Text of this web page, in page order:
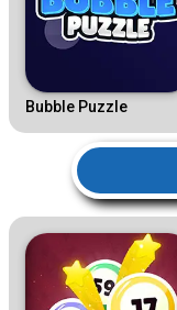
Bubble Puzzle